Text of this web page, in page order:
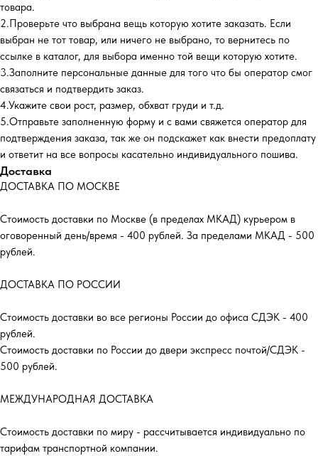
товара.
2.Проверьте что выбрана вещь которую хотите заказать. Если
выбран не тот товар, или ничего не выбрано, то вернитесь по
ссылке в каталог, для выбора именно той вещи которую хотите.
3.Заполните персональные данные для того что бы оператор смог
связаться и подтвердить заказ.
4.Укажите свои рост, размер, обхват груди и т.д.
5.Отправьте заполненную форму и с вами свяжется оператор для
подтверждения заказа, так же он подскажет как внести предоплату
и ответит на все вопросы касательно индивидуального пошива.
Доставка
ДОСТАВКА ПО МОСКВЕ
Стоимость доставки по Москве (в пределах МКАД) курьером в
оговоренный день/время - 400 рублей. За пределами МКАД - 500
рублей.
ДОСТАВКА ПО РОССИИ
Стоимость доставки во все регионы России до офиса СДЭК - 400
рублей.
Стоимость доставки по России до двери экспресс почтой/СДЭК -
500 рублей.
МЕЖДУНАРОДНАЯ ДОСТАВКА
Стоимость доставки по миру - рассчитывается индивидуально по
тарифам транспортной компании.